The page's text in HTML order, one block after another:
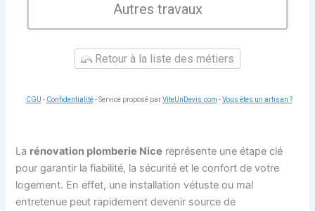
Autres travaux
Retour à la liste des métiers
CGU - Confidentialité- Service proposé parViteUnDevis.com -Vous êtes un artisan ?
La rénovation plomberie Nice représente une étape clé
pour garantir la fiabilité, la sécurité et le confort de votre
logement. En effet, une installation vétuste ou mal
entretenue peut rapidement devenir source de